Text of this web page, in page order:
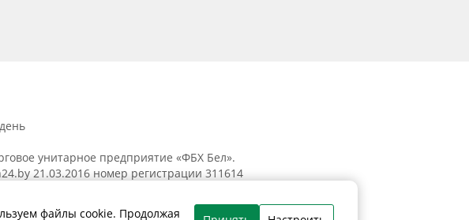
унитарное предприятие «ФБХ Бел».
21.03.2016 номер регистрации 311614
файлы cookie. Продолжая